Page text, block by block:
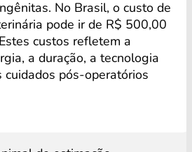
No Brasil, o custo de
pode ir de R$ 500,00
custos refletem a
a duração, a tecnologia
cuidados pós-operatórios